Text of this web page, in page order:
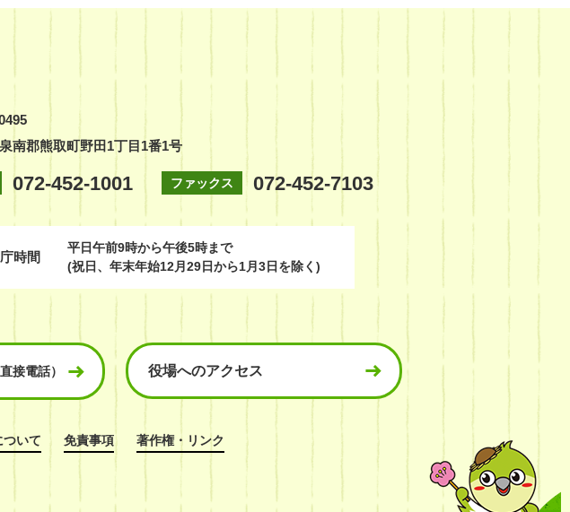
南郡熊取町野田1丁目1番1号
072-452-1001 ファックス 072-452-7103
時間
平日午前9時から午後5時まで
(祝日、年末年始12月29日から1月3日を除く)
接電話） 役場へのアクセス
ついて 免責事項 著作権・リンク